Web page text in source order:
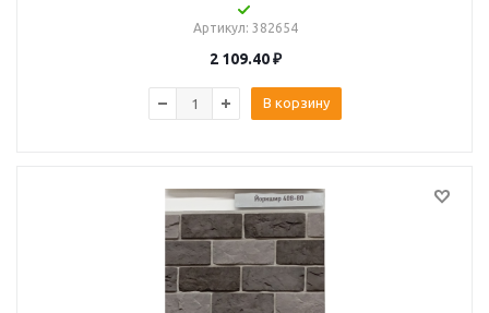
Артикул: 382654
2 109.40₽
В корзину